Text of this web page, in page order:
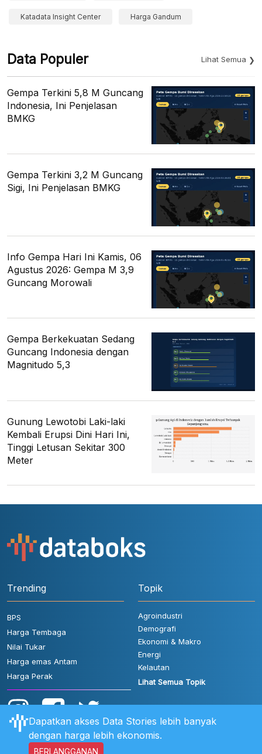
Katadata Insight Center Harga Gandum
Data Populer Lihat Semua
Gempa Terkini 5,8 M Guncang
Indonesia, Ini Penjelasan
BMKG
Gempa Terkini 3,2 M Guncang
Sigi, Ini Penjelasan BMKG
Info Gempa Hari Ini Kamis, 06
Agustus 2026: Gempa M 3,9
Guncang Morowali
Gempa Berkekuatan Sedang
Guncang Indonesia dengan
Magnitudo 5,3
Gunung Lewotobi Laki-laki
Kembali Erupsi Dini Hari Ini,
Tinggi Letusan Sekitar 300
Meter
Trending
BPS
Harga Tembaga
Nilai Tukar
Harga emas Antam
Harga Perak
Topik
Agroindustri
Demografi
Ekonomi & Makro
Energi
Kelautan
Lihat Semua Topik
Dapatkan akses Data Stories lebih banyak
dengan harga lebih ekonomis.
BERLANGGANAN